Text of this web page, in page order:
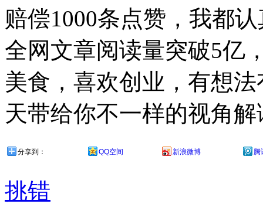
赔偿1000条点赞，我都
全网文章阅读量突破5亿
美食，喜欢创业，有想
天带给你不一样的视角
分享到： QQ空间 新浪微博 腾
挑错